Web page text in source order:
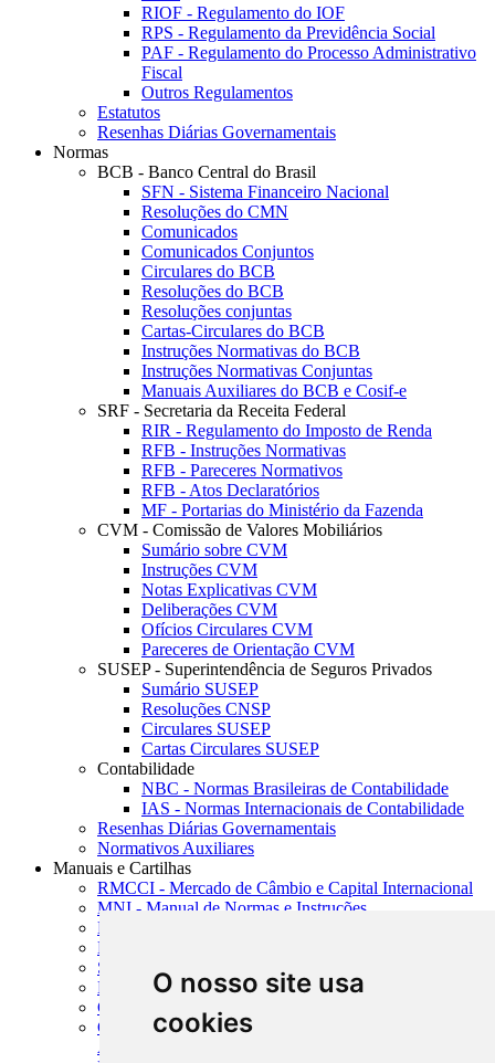
O nosso site usa
cookies
RIOF - Regulamento do IOF
RPS - Regulamento da Previdência Social
PAF - Regulamento do Processo Administrativo
Fiscal
Outros Regulamentos
Estatutos
Resenhas Diárias Governamentais
Normas
BCB - Banco Central do Brasil
SFN - Sistema Financeiro Nacional
Resoluções do CMN
Comunicados
Comunicados Conjuntos
Circulares do BCB
Resoluções do BCB
Resoluções conjuntas
Cartas-Circulares do BCB
Instruções Normativas do BCB
Instruções Normativas Conjuntas
Manuais Auxiliares do BCB e Cosif-e
SRF - Secretaria da Receita Federal
RIR - Regulamento do Imposto de Renda
RFB - Instruções Normativas
RFB - Pareceres Normativos
RFB - Atos Declaratórios
MF - Portarias do Ministério da Fazenda
CVM - Comissão de Valores Mobiliários
Sumário sobre CVM
Instruções CVM
Notas Explicativas CVM
Deliberações CVM
Ofícios Circulares CVM
Pareceres de Orientação CVM
SUSEP - Superintendência de Seguros Privados
Sumário SUSEP
Resoluções CNSP
Circulares SUSEP
Cartas Circulares SUSEP
Contabilidade
NBC - Normas Brasileiras de Contabilidade
IAS - Normas Internacionais de Contabilidade
Resenhas Diárias Governamentais
Normativos Auxiliares
Manuais e Cartilhas
RMCCI - Mercado de Câmbio e Capital Internacional
MNI - Manual de Normas e Instruções
MTVM - Manual de Títulos e Valores Mobiliários
MCR - Manual de Crédito Rural
SISORF - Manual de Organização do SFN
MASUP - Manual de Supervisão Bancária
CADOC - Catálogo de Documentos
CNAE-CONCLA - Classificação Nacional de
Atividades Econômicas